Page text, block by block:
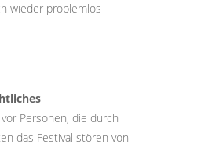
wieder problemlos
Personen, die durch
das Festival stören von